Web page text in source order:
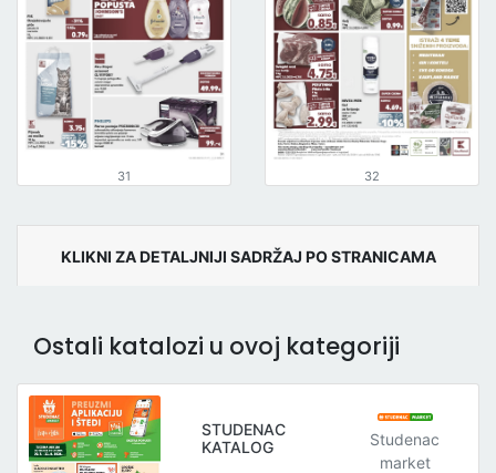
31 32
KLIKNI ZA DETALJNIJI SADRŽAJ PO STRANICAMA
Ostali katalozi u ovoj kategoriji
STUDENAC
KATALOG
Studenac
market